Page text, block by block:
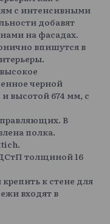
с интенсивными
добавят
на фасадах.
впишутся в
черной
высотой 674 мм, с
В
полка.
толщиной 16
к стене для
входят в